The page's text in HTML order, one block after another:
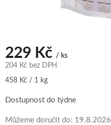
229 Kč / ks
204 Kč bez DPH
Měrná
458 Kč / 1 kg
Dostupnost do týdne
Můžeme doručit do: 19.8.2026